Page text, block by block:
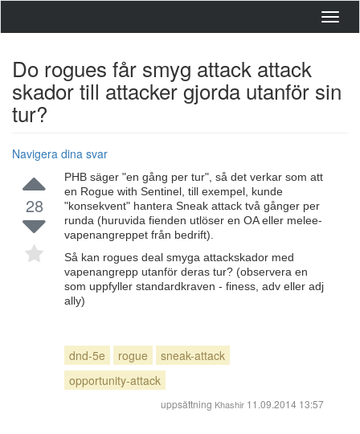
Do rogues får smyg attack attack
skador till attacker gjorda utanför sin
tur?
Navigera dina svar
28
PHB säger "en gång per tur", så det verkar som att
en Rogue with Sentinel, till exempel, kunde
"konsekvent" hantera Sneak attack två gånger per
runda (huruvida fienden utlöser en OA eller melee-
vapenangreppet från bedrift).
Så kan rogues deal smyga attackskador med
vapenangrepp utanför deras tur? (observera en
som uppfyller standardkraven - finess, adv eller adj
ally)
dnd-5e rogue
sneak-attack
opportunity-attack
uppsättning Khashir 11.09.2014 13:57